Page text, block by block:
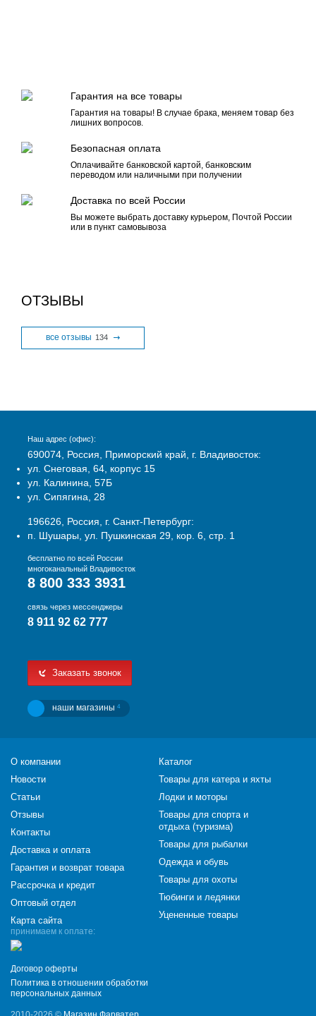
Гарантия на все товары
Гарантия на товары! В случае брака, меняем товар без
лишних вопросов.
Безопасная оплата
Оплачивайте банковской картой, банковским
переводом или наличными при получении
Доставка по всей России
Вы можете выбрать доставку курьером, Почтой России
или в пункт самовывоза
ОТЗЫВЫ
все отзывы 134
Наш адрес (офис):
690074, Россия, Приморский край, г. Владивосток:
ул. Снеговая, 64, корпус 15
ул. Калинина, 57Б
ул. Сипягина, 28
196626, Россия, г. Санкт-Петербург:
п. Шушары, ул. Пушкинская 29, кор. 6, стр. 1
бесплатно по всей России
многоканальный Владивосток
8 800 333 3931
связь через мессенджеры
8 911 92 62 777
Заказать звонок
наши магазины 4
принимаем к оплате:
Договор оферты
Политика в отношении обработки
персональных данных
О компании
Новости
Статьи
Отзывы
Контакты
Доставка и оплата
Гарантия и возврат товара
Рассрочка и кредит
Оптовый отдел
Карта сайта
Каталог
Товары для катера и яхты
Лодки и моторы
Товары для спорта и
отдыха (туризма)
Товары для рыбалки
Одежда и обувь
Товары для охоты
Тюбинги и ледянки
Уцененные товары